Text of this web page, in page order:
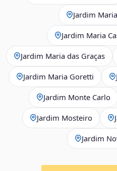
Jardim
Jardim Maria
Jardim Maria das Graças
Jardim Maria Goretti
Jardim Monte Carlo
Jardim Mosteiro
Jardim